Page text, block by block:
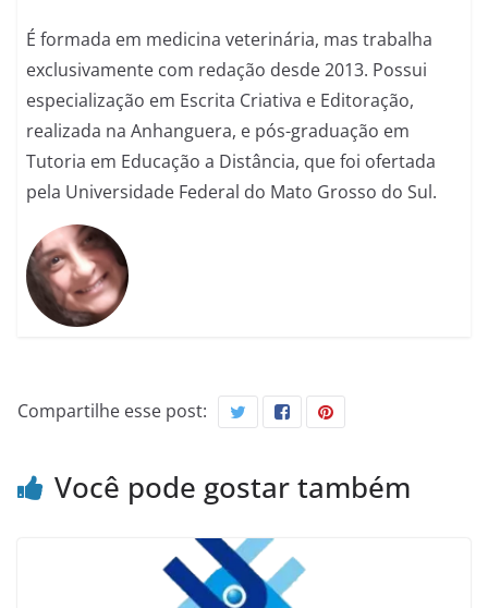
É formada em medicina veterinária, mas trabalha
exclusivamente com redação desde 2013. Possui
especialização em Escrita Criativa e Editoração,
realizada na Anhanguera, e pós-graduação em
Tutoria em Educação a Distância, que foi ofertada
pela Universidade Federal do Mato Grosso do Sul.
Compartilhe esse post:
Você pode gostar também